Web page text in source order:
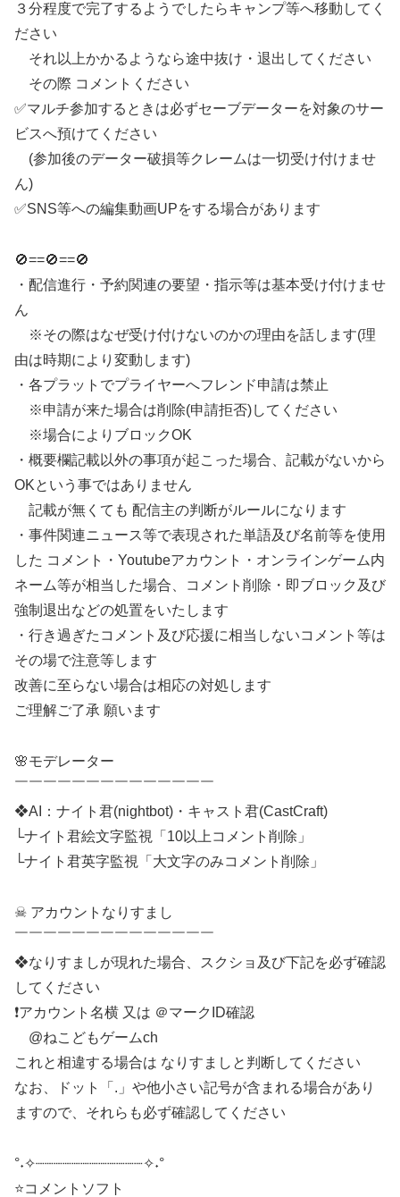
３分程度で完了するようでしたらキャンプ等へ移動してく
ださい
それ以上かかるようなら途中抜け・退出してください
その際 コメントください
✅マルチ参加するときは必ずセーブデーターを対象のサー
ビスへ預けてください
(参加後のデーター破損等クレームは一切受け付けませ
ん)
✅SNS等への編集動画UPをする場合があります
🚫==🚫==🚫
・配信進行・予約関連の要望・指示等は基本受け付けませ
ん
※その際はなぜ受け付けないのかの理由を話します(理
由は時期により変動します)
・各プラットでプライヤーへフレンド申請は禁止
※申請が来た場合は削除(申請拒否)してください
※場合によりブロックOK
・概要欄記載以外の事項が起こった場合、記載がないから
OKという事ではありません
記載が無くても 配信主の判断がルールになります
・事件関連ニュース等で表現された単語及び名前等を使用
した コメント・Youtubeアカウント・オンラインゲーム内
ネーム等が相当した場合、コメント削除・即ブロック及び
強制退出などの処置をいたします
・行き過ぎたコメント及び応援に相当しないコメント等は
その場で注意等します
改善に至らない場合は相応の対処します
ご理解ご了承 願います
🌸モデレーター
￣￣￣￣￣￣￣￣￣￣￣￣￣￣
❖AI：ナイト君(nightbot)・キャスト君(CastCraft)
└ナイト君絵文字監視「10以上コメント削除」
└ナイト君英字監視「大文字のみコメント削除」
☠ アカウントなりすまし
￣￣￣￣￣￣￣￣￣￣￣￣￣￣
❖なりすましが現れた場合、スクショ及び下記を必ず確認
してください
❗アカウント名横 又は ＠マークID確認
@ねこどもゲームch
これと相違する場合は なりすましと判断してください
なお、ドット「.」や他小さい記号が含まれる場合があり
ますので、それらも必ず確認してください
°˖✧┈┈┈┈┈┈┈┈┈┈┈┈✧˖°
⭐コメントソフト